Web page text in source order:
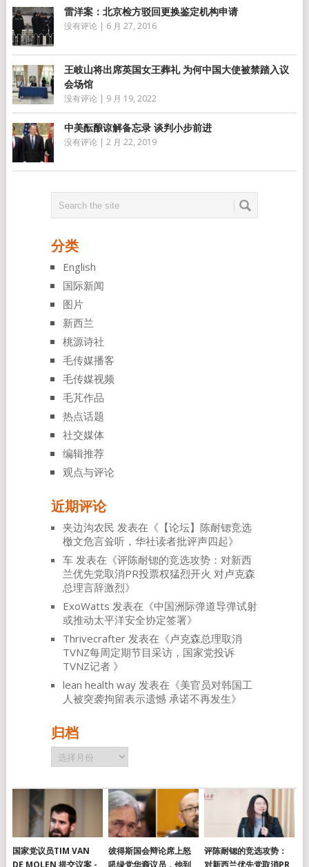
雷洋案：北京检方驳回更换鉴定机构申请
没有评论 | 6 月 27, 2016
王岐山将出席英国女王葬礼 为何中国大使被禁踏入议
会场馆
没有评论 | 9 月 19, 2022
中美酝酿谅解备忘录 谈判小步前进
没有评论 | 2 月 22, 2019
分类
English
国际新闻
图片
新西兰
桃源诗社
毛传媒播客
毛传媒视频
毛芃作品
热点话题
社交媒体
编辑推荐
观点与评论
近期评论
夹边沟农民 发表在《 【论坛】陈耐锶竞选
檄文危言耸听，华社读者批评声四起》
车发表在《评陈耐锶的竞选攻势：对新西
兰优先党取消PR投票权猛烈开火 对卢克森
总理言辞激烈》
ExoWatts 发表在《中国洲际弹道导弹试射
或推动太平洋安全协定签署》
Thrivecrafter发表在《卢克森总理取消
TVNZ每周定期节目采访，国家党投诉
TVNZ记者 》
lean health way发表在《美官员对韩国工
人被突袭拘留表示遗憾 承诺不再发生》
归档
归
档
国家党议员TIM VAN
DE MOLEN 提交议案 -
彼得斯国会辩论席上怒
吼绿党华裔议员，他到
评陈耐锶的竞选攻势：
对新西兰优先党取消PR